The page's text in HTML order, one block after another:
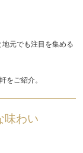
元でも注目を集める
をご紹介。
味わい